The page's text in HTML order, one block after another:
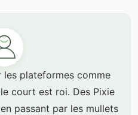
plateformes comme
court est roi. Des Pixie
passant par les mullets